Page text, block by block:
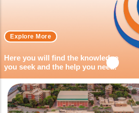
Here you will find the knowledge
you seek and the help you need.
Explore More